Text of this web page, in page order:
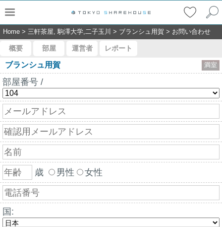
Home > 三軒茶屋, 駒澤大学,二子玉川 > ブランシュ用賀 > お問い合わせ
概要 部屋 運営者 レポート
ブランシュ用賀 満室
部屋番号 /
歳 男性 女性
国: